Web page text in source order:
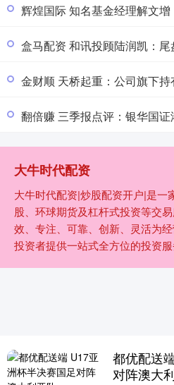
辉煌国际 知名基金经理解文增
盒马配资 和讯投顾陆润凯：尾盘
金财顺 天桥起重：公司旗下持有怡珀新能源
翻倍赚 三季报点评：银华国证港股通创新
大牛时代配资
大牛时代配资|炒股配资开户|是一
股、环球期货及杠杆式投资等交
效、专注、可靠、创新、灵活为
投资者提供一站式全方位的投资服
都优配送
对阵澳大